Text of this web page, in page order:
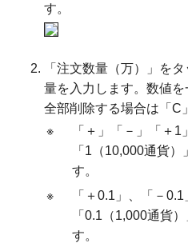
す。
「注文数量（万）」を
量を入力します。数値を
全部削除する場合は「C
※
「＋」「－」「＋1
「1（10,000通貨
す。
※
「＋0.1」、「－
「0.1（1,000通貨
す。